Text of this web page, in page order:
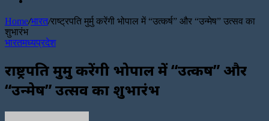
Home/भारत/राष्ट्रपति मुर्मु करेंगी भोपाल में “उत्कर्ष” और “उन्मेष” उत्सव का
शुभारंभ
भारतमध्यप्रदेश
राष्ट्रपति मुर्मु करेंगी भोपाल में “उत्कर्ष” और
“उन्मेष” उत्सव का शुभारंभ